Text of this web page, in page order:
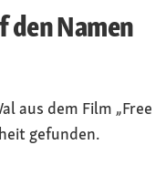
den Namen
aus dem Film „Free
gefunden.